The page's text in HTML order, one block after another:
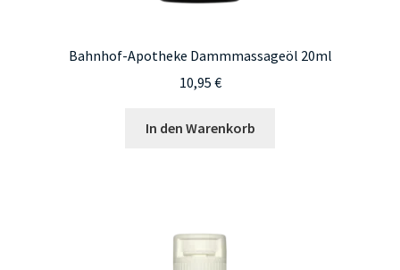
Bahnhof-Apotheke Dammmassageöl 20ml
10,95 €
In den Warenkorb